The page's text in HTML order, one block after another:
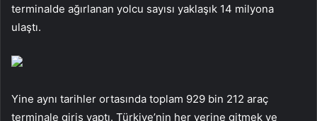
terminalde ağırlanan yolcu sayısı yaklaşık 14 milyona
ulaştı.
Yine aynı tarihler ortasında toplam 929 bin 212 araç
terminale giriş yaptı. Türkiye’nin her yerine gitmek ve